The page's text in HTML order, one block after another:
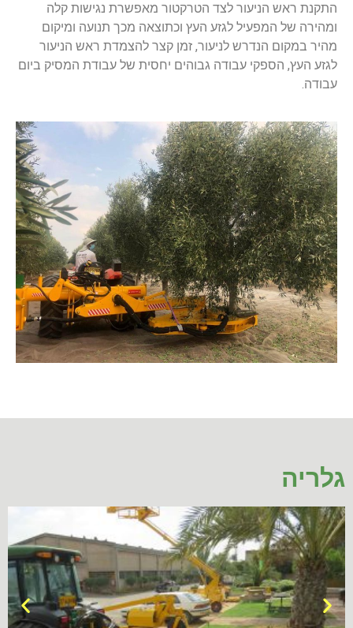
התקנת ראש הניעור לצד הטרקטור מאפשרת נגישות קלה
ומהירה של המפעיל לגזע העץ וכתוצאה מכך תנועה ומיקום
מהיר במקום הנדרש לניעור, זמן קצר להצמדת ראש הניעור
לגזע העץ, הספקי עבודה גבוהים יחסית של עבודת המסיק ביום
עבודה.
גלריה